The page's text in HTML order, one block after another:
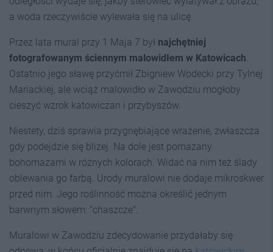
a woda rzeczywiście wylewała się na ulicę.
Przez lata mural przy 1 Maja 7 był najchętniej
fotografowanym ściennym malowidłem w Katowicach.
Ostatnio jego sławę przyćmił Zbigniew Wodecki przy Tylnej
Mariackiej, ale wciąż malowidło w Zawodziu mogłoby
cieszyć wzrok katowiczan i przybyszów.
Niestety, dziś sprawia przygnębiające wrażenie, zwłaszcza
gdy podejdzie się bliżej. Na dole jest pomazany
bohomazami w różnych kolorach. Widać na nim też ślady
oblewania go farbą. Urody muralowi nie dodaje mikroskwer
przed nim. Jego roślinność można określić jednym
barwnym słowem: "chaszcze".
Muralowi w Zawodziu zdecydowanie przydałaby się